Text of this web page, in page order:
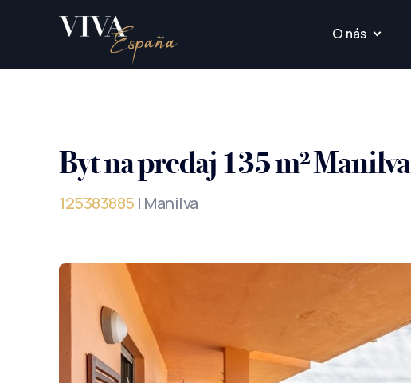
O nás
Byt na predaj 135 m² Manilva
125383885 | Manilva